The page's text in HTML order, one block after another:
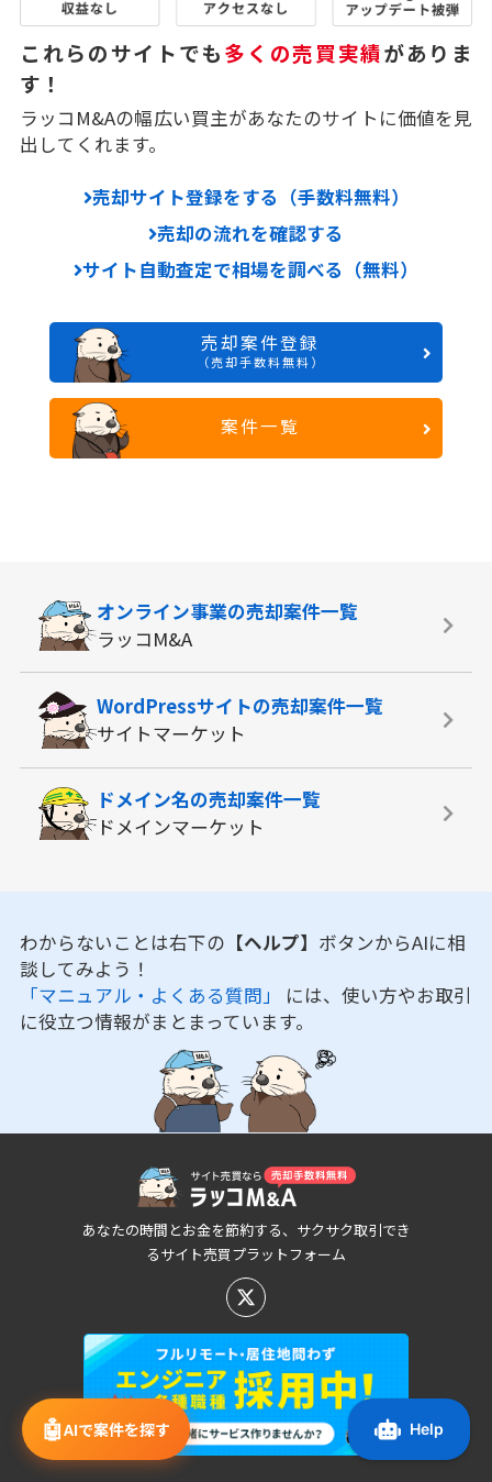
これらのサイトでも多くの売買実績がありま
す！
ラッコM&Aの幅広い買主があなたのサイトに価値を見
出してくれます。
売却サイト登録をする（手数料無料）
売却の流れを確認する
サイト自動査定で相場を調べる（無料）
売却案件登録
（売却手数料無料）
案件一覧
🤖AIで案件を探す
オンライン事業の売却案件一覧
ラッコM&A
WordPressサイトの売却案件一覧
サイトマーケット
ドメイン名の売却案件一覧
ドメインマーケット
わからないことは右下の 【ヘルプ】 ボタンからAIに相
談してみよう！
「マニュアル・よくある質問」 には、使い方やお取引
に役立つ情報がまとまっています。
あなたの時間とお金を節約する、サクサク取引でき
るサイト売買プラットフォーム